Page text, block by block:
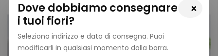
×
Dove dobbiamo consegnare
i tuoi fiori?
Seleziona indirizzo e data di consegna. Puoi
modificarli in qualsiasi momento dalla barra.